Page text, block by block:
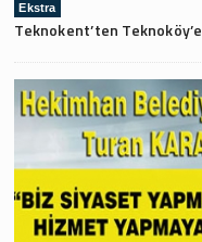
Ekstra
Teknokent’ten Teknoköy’e